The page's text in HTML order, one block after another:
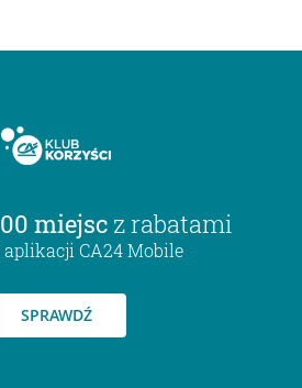
miejsc z rabatami
aplikacji CA24 Mobile
SPRAWDŹ